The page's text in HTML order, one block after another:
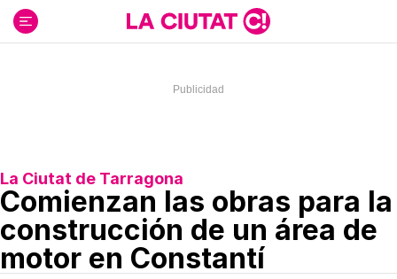
contenido
La Ciutat de Tarragona
Comienzan las obras para la
construcción de un área de
motor en Constantí